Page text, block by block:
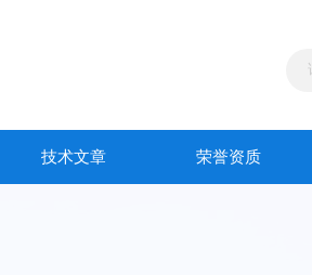
技术文章 荣誉资质